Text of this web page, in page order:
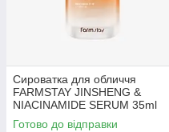
Сироватка для обличчя
FARMSTAY JINSHENG &
NIACINAMIDE SERUM 35ml
Готово до відправки